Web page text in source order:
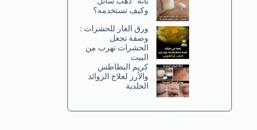
وكيف تستخدمه؟
ورق الغار للحشرات :
وصفة تجعل
الحشرات تهرب من
البيت
كريم البطاطس
والأرز لعلاج الزوائد
الجلدية